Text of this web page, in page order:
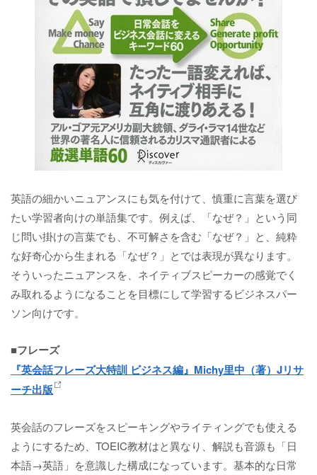
英語の細かいニュアンスにも気を付けて、慎重に言葉を選び
たい学習者向けの単語集です。例えば、「なぜ？」という同
じ問い掛けの言葉でも、不可解さを含む「なぜ？」と、純粋
な好奇心から生まれる「なぜ？」とでは表現が異なります。
そういったニュアンスを、ネイティブスピーカーの感覚でく
み取れるようになることを目標にして学習するビジネスパー
ソン向けです。
■フレーズ
『英会話フレーズ大特訓 ビジネス編』Michy里中（著）Jリサ
ーチ出版
英会話のフレーズをスピーキングやライティングでも使える
ようにするため、TOEIC教材はと異なり、解説も音源も「日
本語→英語」を意識した構成になっています。基本的な日常